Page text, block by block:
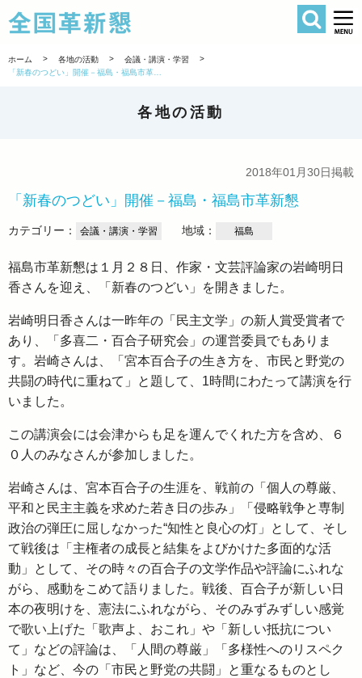
全国革新懇
検索
ホーム > 各地の活動 > 会議・講演・学習
>
各地の活動
2018年01月30日掲載
「新春のつどい」開催－福島・福島市革新懇
カテゴリー： 会議・講演・学習 地域： 福島
福島市革新懇は１月２８日、作家・文芸評論家の岩崎明日
香さんを迎え、「新春のつどい」を開きました。
岩崎明日香さんは一昨年の「民主文学」の新人賞受賞者で
あり、「多喜二・百合子研究会」の運営委員でもありま
す。岩崎さんは、「宮本百合子の生き方を、市民と野党の
共闘の時代に重ねて」と題して、1時間にわたって講演を行
いました。
この講演会には会津からも足を運んでくれた方を含め、６
０人のみなさんが参加しました。
岩崎さんは、宮本百合子の生涯を、戦前の「個人の尊厳、
平和と民主主義を求めた若き日の歩み」「侵略戦争と専制
政治の弾圧に屈しなかった“知性と良心の灯」として、そし
て戦後は「主権者の成長と結集をよびかけた多面的な活
動」として、その時々の百合子の文学作品や評論にふれな
がら、感動をこめて語りました。戦後、百合子が新しい日
本の夜明けを、憲法にふれながら、そのみずみずしい感覚
で歌い上げた「歌声よ、おこれ」や「新しい抵抗につい
て」などの評論は、「人間の尊厳」「多様性へのリスペク
ト」など、今の「市民と野党の共闘」と重なるものとし